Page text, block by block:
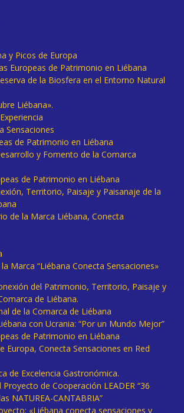
y Picos de Europa
Europeas de Patrimonio en Liébana
de la Biosfera en el Entorno Natural
Liébana».
Sensaciones
de Patrimonio en Liébana
y Fomento de la Comarca
de Patrimonio en Liébana
Territorio, Paisaje y Paisanaje de la
de la Marca Liébana, Conecta
Marca “Liébana Conecta Sensaciones»
del Patrimonio, Territorio, Paisaje y
de Liébana.
de la Comarca de Liébana
con Ucrania: “Por un Mundo Mejor”
de Patrimonio en Liébana
Europa, Conecta Sensaciones en Red
de Excelencia Gastronómica.
de Cooperación LEADER “36
NATUREA-CANTABRIA”
«Liébana conecta sensaciones y